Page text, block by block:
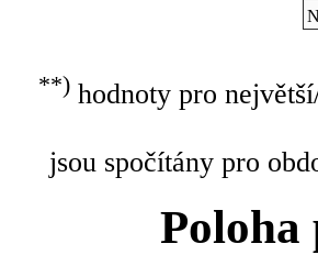
**)hodnoty pro
jsou spočítány pro
Poloha